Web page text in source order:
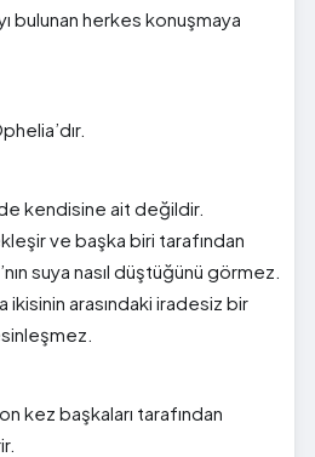
bulunan herkes konuşmaya
kendisine ait değildir.
ve başka biri tarafından
suya nasıl düştüğünü görmez.
ikisinin arasındaki iradesiz bir
kez başkaları tarafından